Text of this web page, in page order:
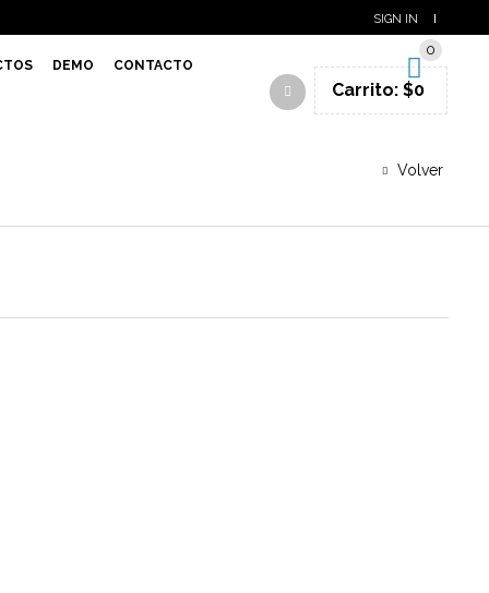
SIGN IN
DEMO CONTACTO
0
Carrito: $0
Volver